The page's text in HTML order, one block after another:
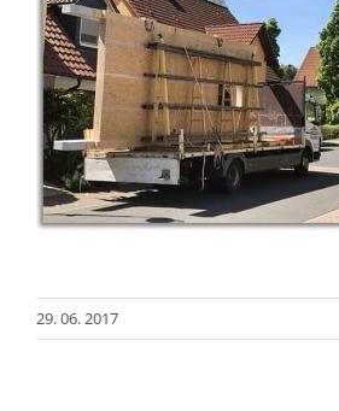
29. 06. 2017